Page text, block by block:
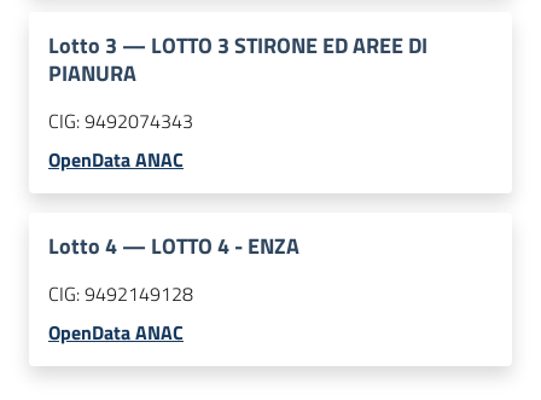
Lotto 3 — LOTTO 3 STIRONE ED AREE DI
PIANURA
CIG:9492074343
OpenData ANAC
Lotto4— LOTTO 4 - ENZA
CIG:9492149128
OpenData ANAC